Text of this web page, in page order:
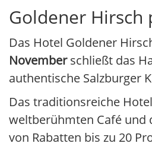
Goldener
Das Hotel Goldener
Novemberschließt das
authentische Salzburger
Das traditionsreiche
weltberühmten Café und
von Rabatten bis zu 20